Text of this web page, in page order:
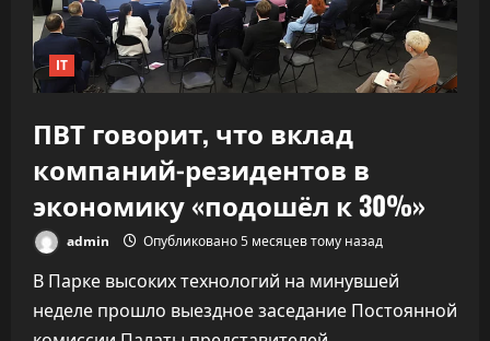
IT
ПВТ говорит, что вклад
компаний-резидентов в
экономику «подошёл к 30%»
admin Опубликовано 5 месяцев тому назад
В Парке высоких технологий на минувшей
неделе прошло выездное заседание Постоянной